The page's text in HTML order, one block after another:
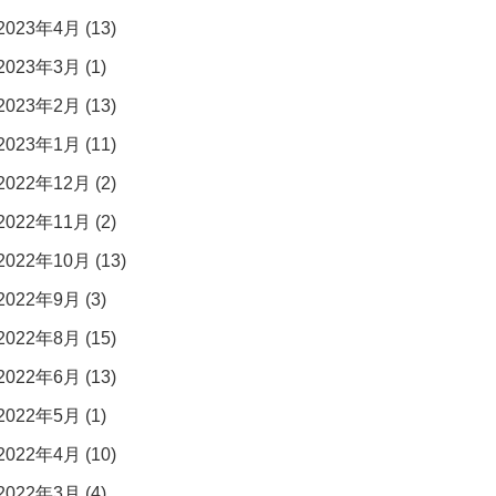
年4月 (13)
年3月 (1)
年2月 (13)
年1月 (11)
年12月 (2)
年11月 (2)
年10月 (13)
年9月 (3)
年8月 (15)
年6月 (13)
年5月 (1)
年4月 (10)